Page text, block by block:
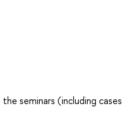
seminars (including cases